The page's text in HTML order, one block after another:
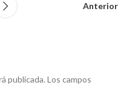
Anterior
publicada. Los campos